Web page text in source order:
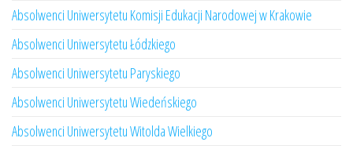
Absolwenci Uniwersytetu Komisji Edukacji Narodowej w Krakowie
Absolwenci Uniwersytetu Łódzkiego
Absolwenci Uniwersytetu Paryskiego
Absolwenci Uniwersytetu Wiedeńskiego
Absolwenci Uniwersytetu Witolda Wielkiego